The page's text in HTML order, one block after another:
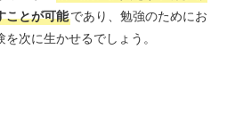
ことが可能であり、勉強のためにお
次に生かせるでしょう。